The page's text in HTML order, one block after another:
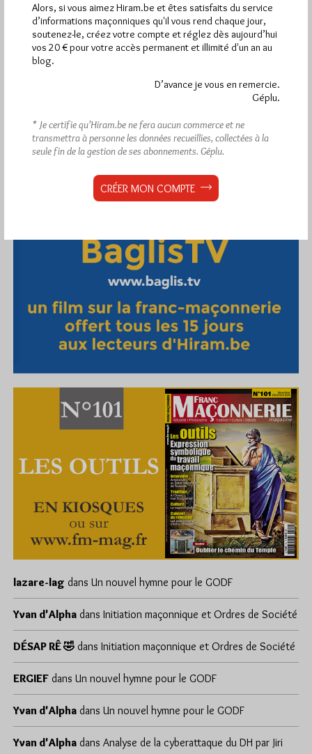
lazare-lag dans Un nouvel hymne pour le GODF
Yvan d'Alpha dans Initiation maçonnique et Ordres de Société
DÉSAP RÊ 🤣 dans Initiation maçonnique et Ordres de Société
ERGIEF dans Un nouvel hymne pour le GODF
Yvan d'Alpha dans Un nouvel hymne pour le GODF
Yvan d'Alpha dans Analyse de la cyberattaque du DH par Jiri
Alors, si vous aimez Hiram.be et êtes satisfaits du service
d’informations maçonniques qu'il vous rend chaque jour,
soutenez-le, créez votre compte et réglez dès aujourd’hui
vos 20 € pour votre accès permanent et illimité d'un an au
blog.
D’avance je vous en remercie.
Géplu.
* Je certifie qu’Hiram.be ne fera aucun commerce et ne
transmettra à personne les données recueillies, collectées à la
seule fin de la gestion de ses abonnements. Géplu.
CRÉER MON COMPTE